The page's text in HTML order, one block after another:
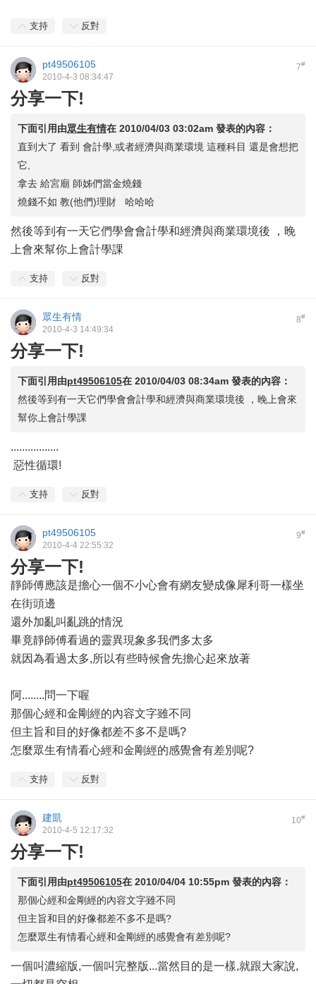
支持 反對
7#
pt49506105
2010-4-3 08:34:47
分享一下!
下面引用由眾生有情在 2010/04/03 03:02am 發表的內容：
直到大了 看到 會計學,或者經濟與商業環境 這種科目 還是會想把
它,
拿去 給宮廟 師姊們當金燒錢
燒錢不如 教(他們)理財 哈哈哈
然後等到有一天它們學會會計學和經濟與商業環境後 ，晚
上會來幫你上會計學課
支持 反對
8#
眾生有情
2010-4-3 14:49:34
分享一下!
下面引用由pt49506105在 2010/04/03 08:34am 發表的內容：
然後等到有一天它們學會會計學和經濟與商業環境後 ，晚上會來
幫你上會計學課
.................
惡性循環!
支持 反對
9#
pt49506105
2010-4-4 22:55:32
分享一下!
靜師傅應該是擔心一個不小心會有網友變成像犀利哥一樣坐
在街頭邊
還外加亂叫亂跳的情況
畢竟靜師傅看過的靈異現象多我們多太多
就因為看過太多,所以有些時候會先擔心起來放著
阿........問一下喔
那個心經和金剛經的內容文字雖不同
但主旨和目的好像都差不多不是嗎?
怎麼眾生有情看心經和金剛經的感覺會有差別呢?
支持 反對
10#
建凱
2010-4-5 12:17:32
分享一下!
下面引用由pt49506105在 2010/04/04 10:55pm 發表的內容：
那個心經和金剛經的內容文字雖不同
但主旨和目的好像都差不多不是嗎?
怎麼眾生有情看心經和金剛經的感覺會有差別呢?
一個叫濃縮版,一個叫完整版...當然目的是一樣,就跟大家說,